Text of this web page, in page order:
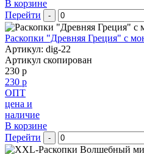
В корзине
Перейти
-
Раскопки "Древняя Греция" с
Артикул: dig-22
Артикул скопирован
230 р
230 р
ОПТ
цена и
наличие
В корзине
Перейти
-